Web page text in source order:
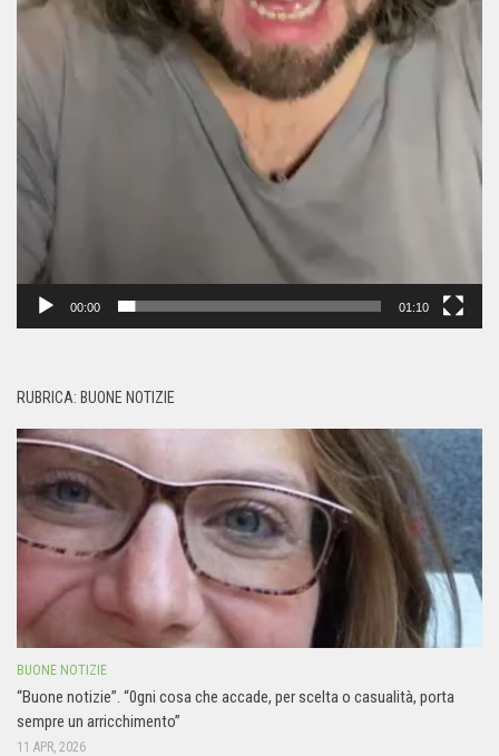
00:00 01:10
RUBRICA: BUONE NOTIZIE
BUONE NOTIZIE
“Buone notizie”. “0gni cosa che accade, per scelta o casualità, porta
sempre un arricchimento”
11 APR, 2026